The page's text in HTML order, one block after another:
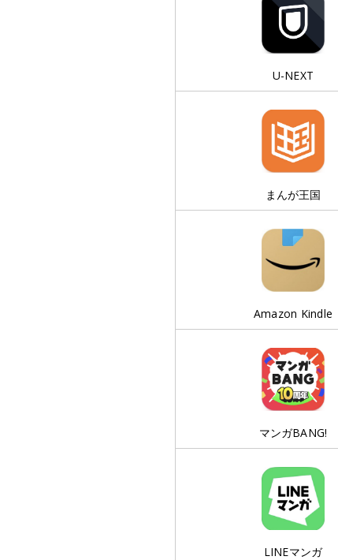
U-NEXT
まんが王国
Amazon Kindle
マンガBANG!
LINEマンガ